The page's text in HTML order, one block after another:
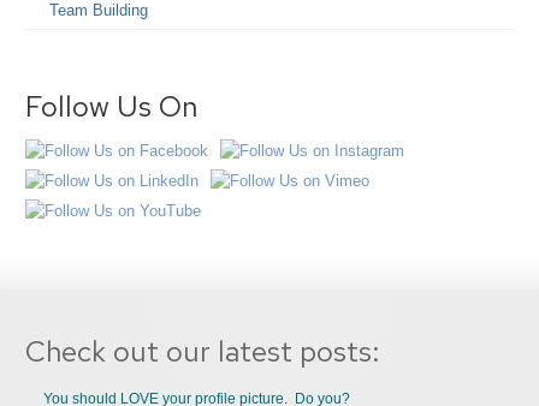
Team Building
Follow Us On
Check out our latest posts:
You should LOVE your profile picture. Do you?